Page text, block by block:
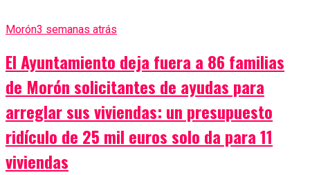
Morón3 semanas atrás
El Ayuntamiento deja fuera a 86 familias
de Morón solicitantes de ayudas para
arreglar sus viviendas: un presupuesto
ridículo de 25 mil euros solo da para 11
viviendas